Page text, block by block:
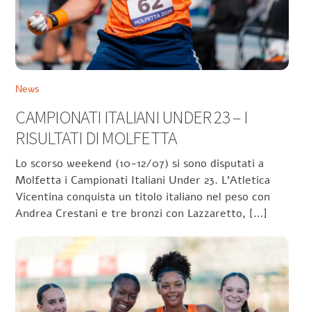
News
CAMPIONATI ITALIANI UNDER 23 – I
RISULTATI DI MOLFETTA
Lo scorso weekend (10-12/07) si sono disputati a
Molfetta i Campionati Italiani Under 23. L’Atletica
Vicentina conquista un titolo italiano nel peso con
Andrea Crestani e tre bronzi con Lazzaretto, […]